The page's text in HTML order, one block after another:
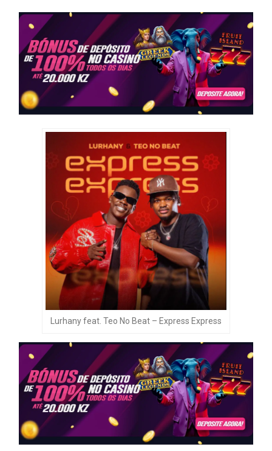
Lurhany feat. Teo No Beat – Express Express